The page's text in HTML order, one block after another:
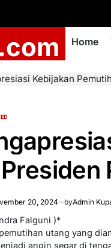
Home
Kebijakan Pemutihan Utang
20, 2024 byAdmin
Falguni )*
utang yang
angin segar di